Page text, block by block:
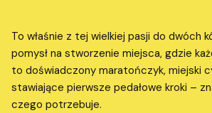
To właśnie z tej wielkiej pasji do dwóch
pomysł na stworzenie miejsca, gdzie
to doświadczony maratończyk, miejski
stawiające pierwsze pedałowe kroki –
czego potrzebuje.